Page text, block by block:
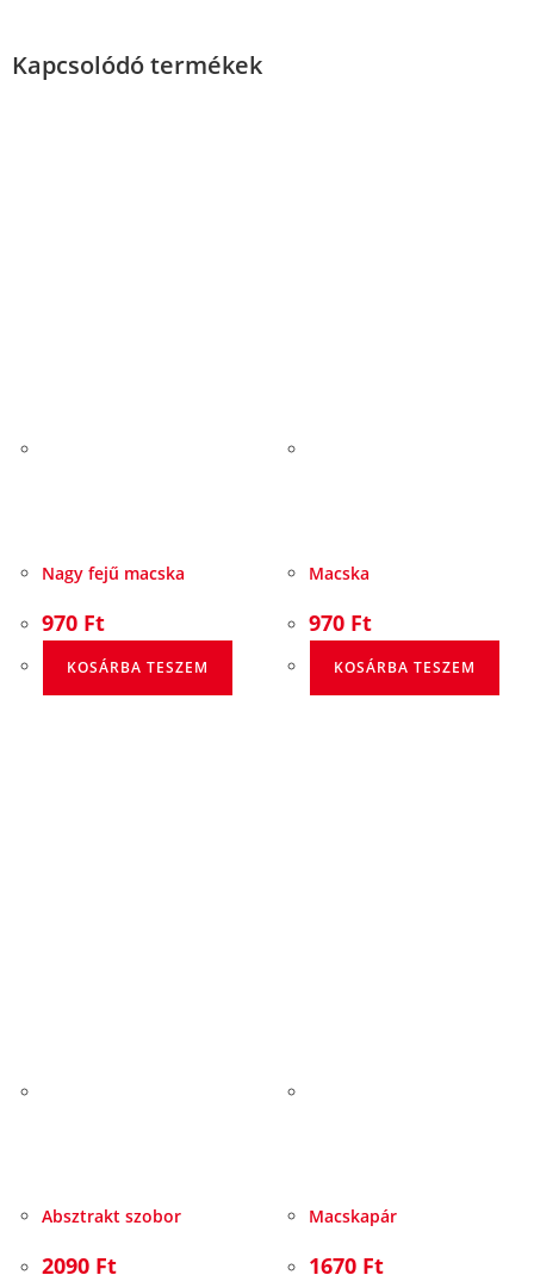
Kapcsolódó termékek
Nagy fejű macska
970 Ft
KOSÁRBA TESZEM
Macska
970 Ft
KOSÁRBA TESZEM
Absztrakt szobor
2090 Ft
Macskapár
1670 Ft